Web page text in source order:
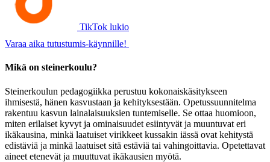
TikTok lukio
Varaa aika tutustumis-käynnille!
Mikä on steinerkoulu?
Steinerkoulun pedagogiikka perustuu kokonaiskäsitykseen
ihmisestä, hänen kasvustaan ja kehityksestään. Opetussuunnitelma
rakentuu kasvun lainalaisuuksien tuntemiselle. Se ottaa huomioon,
miten erilaiset kyvyt ja ominaisuudet esiintyvät ja muuntuvat eri
ikäkausina, minkä laatuiset virikkeet kussakin iässä ovat kehitystä
edistäviä ja minkä laatuiset sitä estäviä tai vahingoittavia. Opetettavat
aineet etenevät ja muuttuvat ikäkausien myötä.